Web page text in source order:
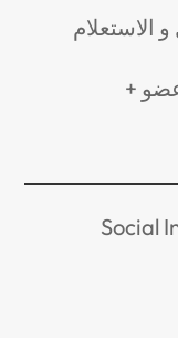
الاستعلام
+
Social